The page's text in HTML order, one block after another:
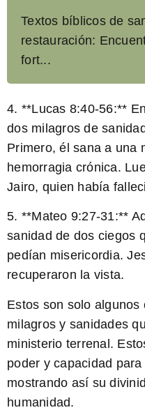
Textos bíblicos de
restauración:
fort...
4. **Lucas 8:40-56:**
dos milagros de
Primero, él sana a una
hemorragia crónica.
Jairo, quien había
5. **Mateo 9:27-31:**
sanidad de dos ciegos
pedían misericordia.
recuperaron la vista.
Estos son solo
milagros y sanidades
ministerio terrenal.
poder y capacidad
mostrando así su
humanidad.